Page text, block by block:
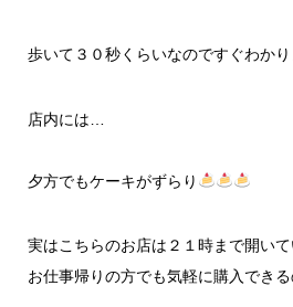
歩いて３０秒くらいなのですぐわか
店内には…
夕方でもケーキがずらり
実はこちらのお店は２１時まで開いて
お仕事帰りの方でも気軽に購入でき